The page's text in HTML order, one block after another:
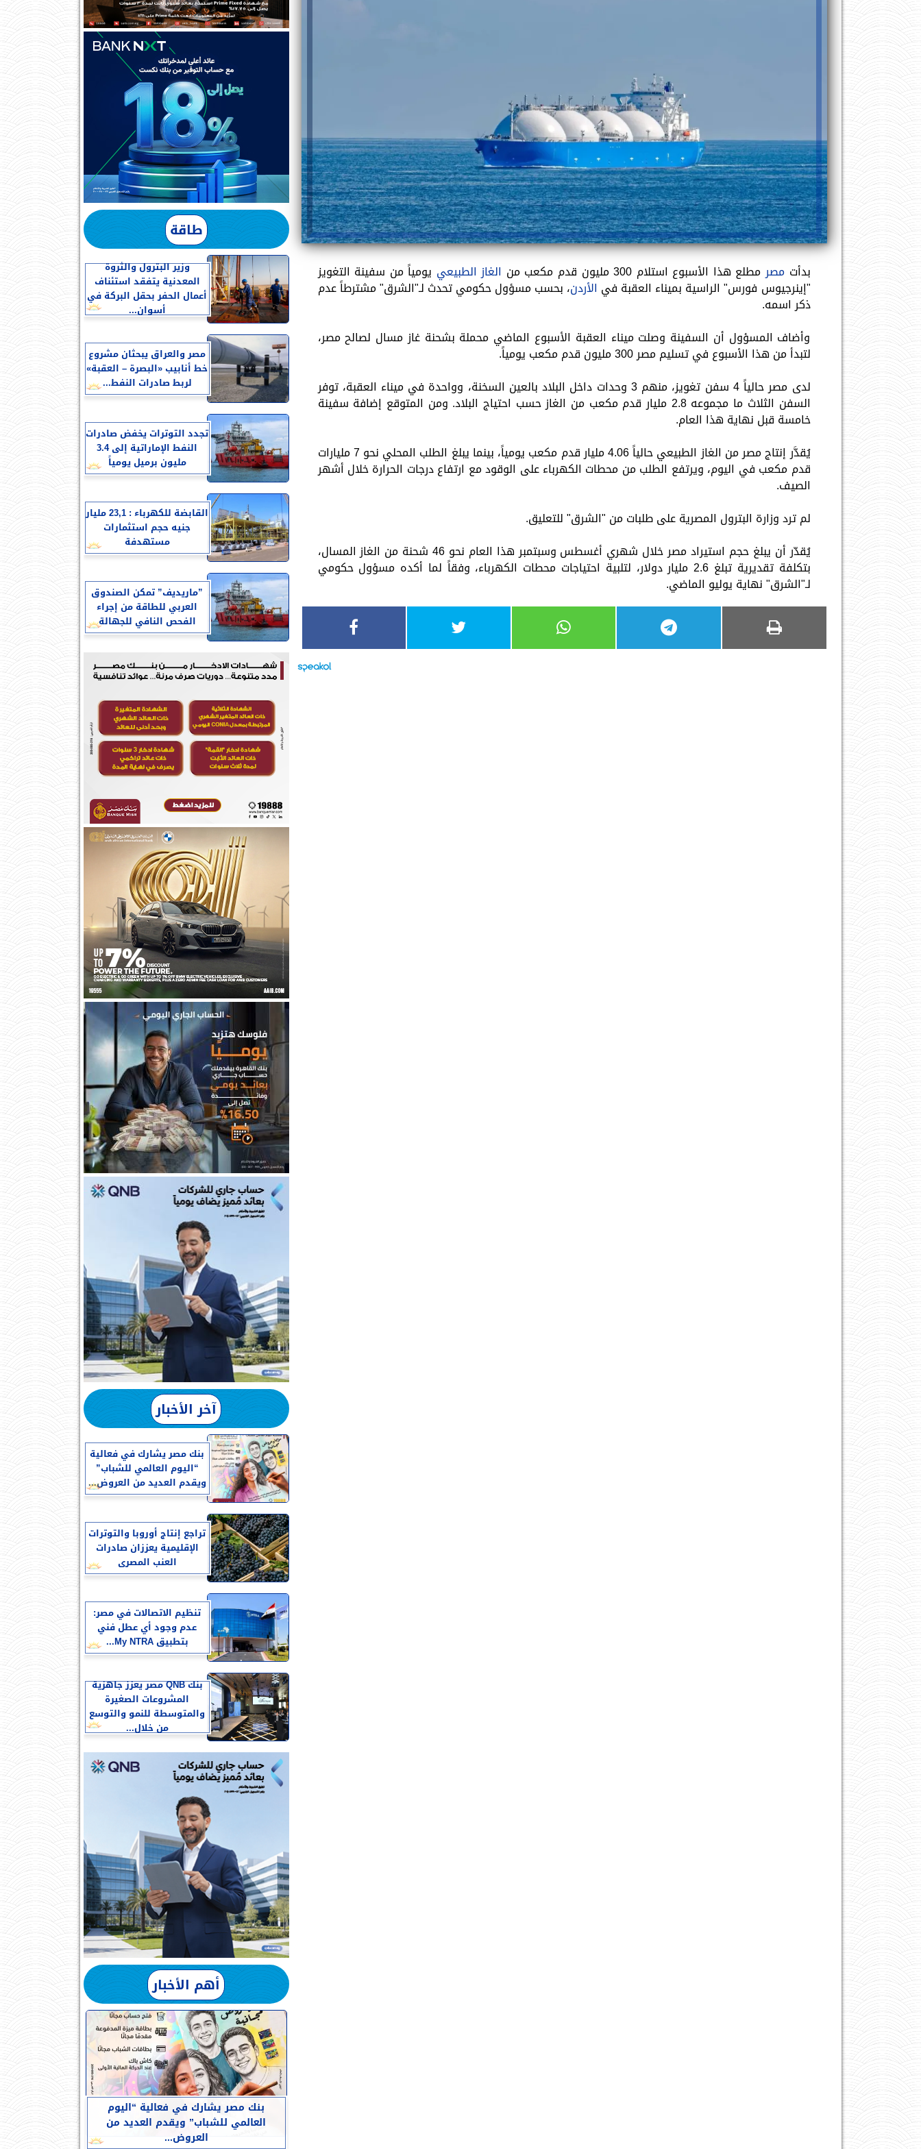
بدأتمصرمطلع هذا الأسبوع استلام 300 مليون قدم مكعب من الغاز الطبيعي يومياً من سفينة التغويز
"إينرجيوس فورس" الراسية بميناء العقبة في الأردن، بحسب مسؤول حكومي تحدث لـ"الشرق" مشترطاً عدم
ذكر اسمه.
وأضاف المسؤول أن السفينة وصلت ميناء العقبة الأسبوع الماضي محملة بشحنة غاز مسال لصالح مصر،
لتبدأ من هذا الأسبوع في تسليم مصر 300 مليون قدم مكعب يومياً.
لدى مصر حالياً 4 سفن تغويز، منهم 3 وحدات داخل البلاد بالعين السخنة، وواحدة في ميناء العقبة، توفر
السفن الثلاث ما مجموعه 2.8 مليار قدم مكعب من الغاز حسب احتياج البلاد. ومن المتوقع إضافة سفينة
خامسة قبل نهاية هذا العام.
يُقدَّر إنتاج مصر من الغاز الطبيعي حالياً 4.06 مليار قدم مكعب يومياً، بينما يبلغ الطلب المحلي نحو 7 مليارات
قدم مكعب في اليوم، ويرتفع الطلب من محطات الكهرباء على الوقود مع ارتفاع درجات الحرارة خلال أشهر
الصيف.
لم ترد وزارة البترول المصرية على طلبات من "الشرق" للتعليق.
يُقدّر أن يبلغ حجم استيراد مصر خلال شهري أغسطس وسبتمبر هذا العام نحو 46 شحنة من الغاز المسال،
بتكلفة تقديرية تبلغ 2.6 مليار دولار، لتلبية احتياجات محطات الكهرباء، وفقاً لما أكده مسؤول حكومي
لـ"الشرق" نهاية يوليو الماضي.
طاقة
وزير البترول والثروة
المعدنية يتفقد استئناف
أعمال الحفر بحقل البركة في
أسوان...
مصر والعراق يبحثان مشروع
خط أنابيب «البصرة – العقبة»
لربط صادرات النفط...
تجدد التوترات يخفض صادرات
النفط الإماراتية إلى 3.4
مليون برميل يومياً
القابضة للكهرباء : 23,1 مليار
جنيه حجم استثمارات
مستهدفة
”ماريديف” تمكن الصندوق
العربي للطاقة من إجراء
الفحص النافي للجهالة
آخر الأخبار
بنك مصر يشارك في فعالية
“اليوم العالمي للشباب”
ويقدم العديد من العروض...
تراجع إنتاج أوروبا والتوترات
الإقليمية يعززان صادرات
العنب المصرى
تنظيم الاتصالات في مصر:
عدم وجود أي عطل فني
بتطبيق My NTRA...
بنك QNB مصر يعزز جاهزية
المشروعات الصغيرة
والمتوسطة للنمو والتوسع
من خلال...
أهم الأخبار
بنك مصر يشارك في فعالية “اليوم
العالمي للشباب” ويقدم العديد من
العروض...